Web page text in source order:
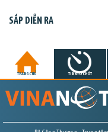
SẮP DIỄN RA
TRANG CHỦ TIN GIỜ CHÓT